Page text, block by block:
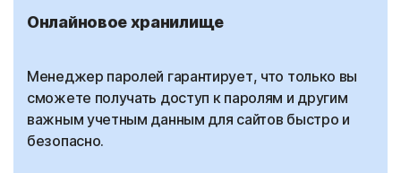
Онлайновое хранилище
Менеджер паролей гарантирует, что только вы
сможете получать доступ к паролям и другим
важным учетным данным для сайтов быстро и
безопасно.